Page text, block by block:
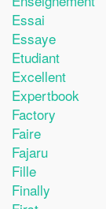
Essai
Essaye
Etudiant
Excellent
Expertbook
Factory
Faire
Fajaru
Fille
Finally